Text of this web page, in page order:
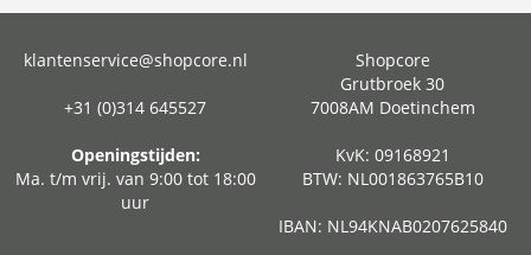
klantenservice@shopcore.nl
+31 (0)314 645527
Openingstijden:
Ma. t/m vrij. van 9:00 tot 18:00
uur
Shopcore
Grutbroek 30
7008AM Doetinchem
KvK: 09168921
BTW: NL001863765B10
IBAN: NL94KNAB0207625840